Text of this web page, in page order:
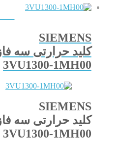
SIEMENS
کلید حرارتی سه فاز 1.6 تا 2.4A
3VU1300-1MH00
SIEMENS
کلید حرارتی سه فاز 1.6 تا 2.4A
3VU1300-1MH00